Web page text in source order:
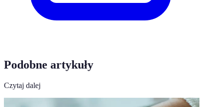
Podobne artykuły
Czytaj dalej